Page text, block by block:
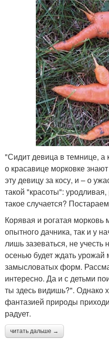
"Сидит девица в темнице, а
о красавице морковке
эту девицу за косу, и – о
такой "красоты":
такое случается?
Корявая и рогатая морковь
опытного дачника, так и у
лишь зазеваться, не
осенью будет ждать
замысловатых форм.
интересно. Да и с детьми
ты здесь видишь?". Однако
фантазией природы
радует.
читать дальше →